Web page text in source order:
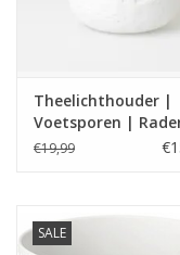
Blog
Theelichthouder |
Voetsporen |
€19,99
SALE